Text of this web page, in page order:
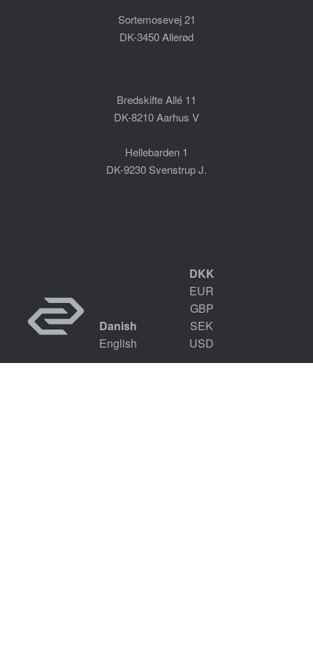
Sortemosevej 21
DK-3450 Allerød
Bredskifte Allé 11
DK-8210 Aarhus V
Hellebarden 1
DK-9230 Svenstrup J.
Danish
English
DKK
EUR
GBP
SEK
USD